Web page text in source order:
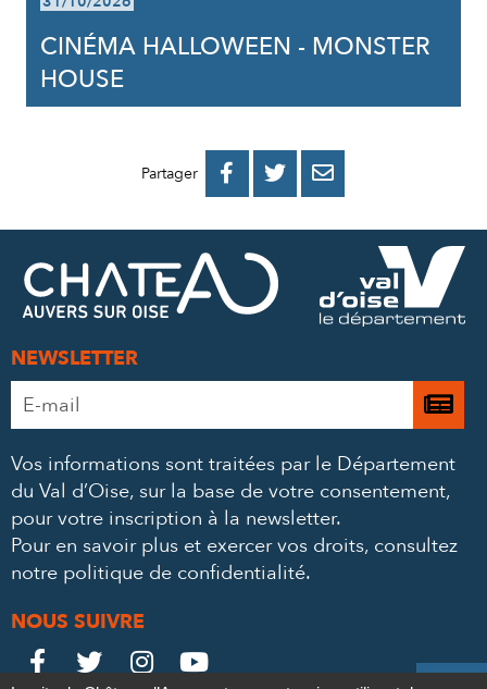
CINÉMA HALLOWEEN - MONSTER
HOUSE
Partager 
PARTAGER
FACEBOOK
PARTAGER
PARTAGER
MAIL
NEWSLETTER
Adresse
e-
*
Je
à
Vos informations sont traitées par le Département
du Val d’Oise, sur la base de votre consentement,
pour votre inscription à la newsletter.
Pour en savoir plus et exercer vos droits, consultez
notre politique de confidentialité.
NOUS SUIVRE
Le
 Le
 Le
 Le
